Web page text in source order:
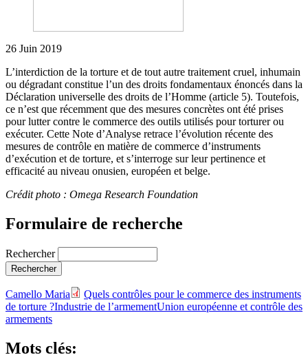
26 Juin 2019
L’interdiction de la torture et de tout autre traitement cruel, inhumain
ou dégradant constitue l’un des droits fondamentaux énoncés dans la
Déclaration universelle des droits de l’Homme (article 5). Toutefois,
ce n’est que récemment que des mesures concrètes ont été prises
pour lutter contre le commerce des outils utilisés pour torturer ou
exécuter. Cette Note d’Analyse retrace l’évolution récente des
mesures de contrôle en matière de commerce d’instruments
d’exécution et de torture, et s’interroge sur leur pertinence et
efficacité au niveau onusien, européen et belge.
Crédit photo : Omega Research Foundation
Formulaire de recherche
Rechercher
Camello Maria
Quels contrôles pour le commerce des instruments
de torture ?Industrie de l’armementUnion européenne et contrôle des
armements
Mots clés: